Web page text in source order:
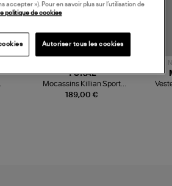
189,00 €
TORAL
Mocassins Killian Sport
Mousse
accepter »). Pour en savoir plus sur l’utilisation de
politique de cookies
Autoriser tous les cookies